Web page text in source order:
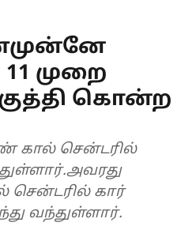
முறை
கொன்ற
கால் சென்டரில்
கார்
வந்துள்ளார்.